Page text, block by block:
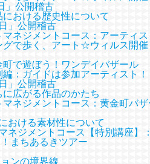
」公開稽古
おける歴史性について
」公開稽古
ネジメントコース：アーティ
で歩く、アート☆ウィルス開催
で遊ぼう！ワンデイバザール
：ガイドは参加アーティスト！
」公開稽古
広がる作品のかたち
ネジメントコース：黄金町バ
おける素材性について
ネジメントコース【特別講座】
まちあるきツアー
ンの境界線